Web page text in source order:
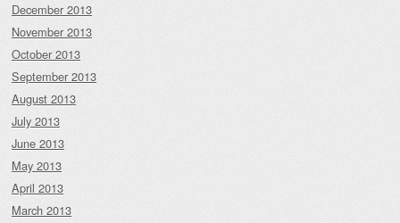
December 2013
November 2013
October 2013
September 2013
August 2013
July 2013
June 2013
May 2013
April 2013
March 2013